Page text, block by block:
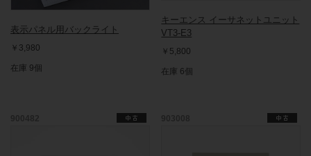
表示パネル用バックライト
￥3,980
在庫 9個
キーエンス イーサネットユニット
VT3-E3
￥5,800
在庫 6個